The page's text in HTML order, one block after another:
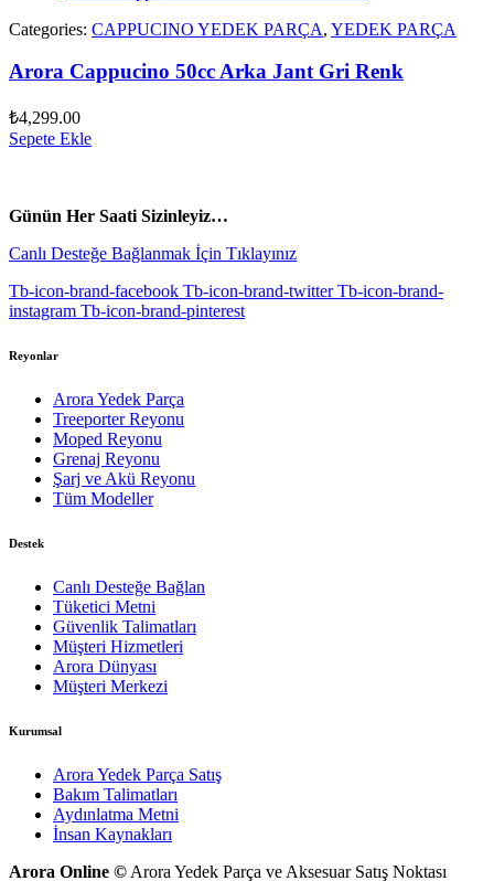
Categories: CAPPUCINO YEDEK PARÇA, YEDEK PARÇA
Arora Cappucino 50cc Arka Jant Gri Renk
₺4,299.00
Sepete Ekle
Günün Her Saati Sizinleyiz…
Canlı Desteğe Bağlanmak İçin Tıklayınız
Tb-icon-brand-facebook Tb-icon-brand-twitter Tb-icon-brand-
instagram Tb-icon-brand-pinterest
Reyonlar
Arora Yedek Parça
Treeporter Reyonu
Moped Reyonu
Grenaj Reyonu
Şarj ve Akü Reyonu
Tüm Modeller
Destek
Canlı Desteğe Bağlan
Tüketici Metni
Güvenlik Talimatları
Müşteri Hizmetleri
Arora Dünyası
Müşteri Merkezi
Kurumsal
Arora Yedek Parça Satış
Bakım Talimatları
Aydınlatma Metni
İnsan Kaynakları
Arora Online © Arora Yedek Parça ve Aksesuar Satış Noktası